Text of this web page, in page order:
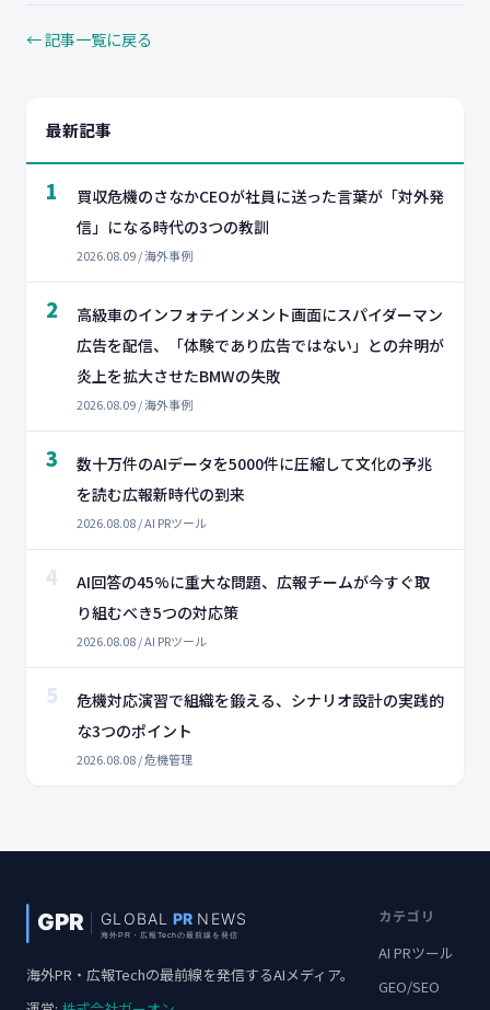
← 記事一覧に戻る
最新記事
1
買収危機のさなかCEOが社員に送った言葉が「対外発
信」になる時代の3つの教訓
2026.08.09 / 海外事例
2
高級車のインフォテインメント画面にスパイダーマン
広告を配信、「体験であり広告ではない」との弁明が
炎上を拡大させたBMWの失敗
2026.08.09 / 海外事例
3
数十万件のAIデータを5000件に圧縮して文化の予兆
を読む広報新時代の到来
2026.08.08 / AI PRツール
4
AI回答の45%に重大な問題、広報チームが今すぐ取
り組むべき5つの対応策
2026.08.08 / AI PRツール
5
危機対応演習で組織を鍛える、シナリオ設計の実践的
な3つのポイント
2026.08.08 / 危機管理
海外PR・広報Techの最前線を発信するAIメディア。
カテゴリ
AI PRツール
GEO/SEO